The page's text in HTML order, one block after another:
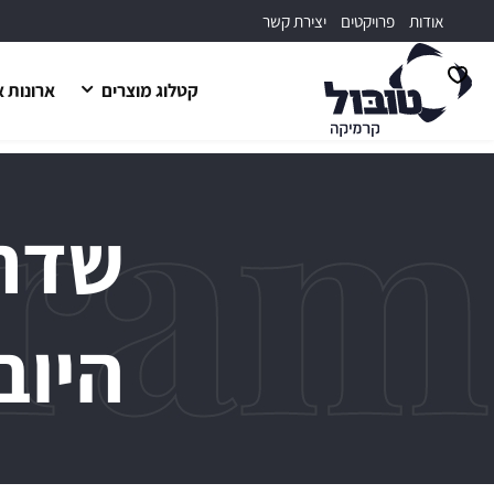
דלג לסרגל הניווט
דלג לתוכןאודות פרויקטים יצירת קשר
קטלוג מוצרים
פתיחת
מועדפים
למשתמש
זכור אותי